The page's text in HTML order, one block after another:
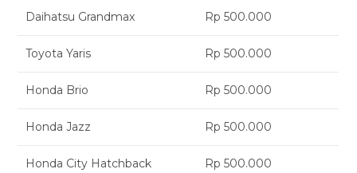
Daihatsu Grandmax Rp 500.000
Toyota Yaris Rp 500.000
Honda Brio Rp 500.000
Honda Jazz Rp 500.000
Honda City Hatchback Rp 500.000